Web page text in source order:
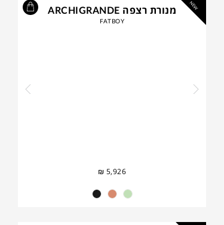
NEW מנורת רצפה ARCHIGRANDE
FATBOY
₪ 5,926